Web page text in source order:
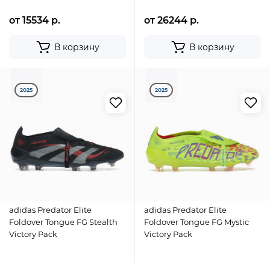
от 15534 р.
В корзину
от 26244 р.
В корзину
2025
adidas Predator Elite
Foldover Tongue FG Stealth
Victory Pack
2025
adidas Predator Elite
Foldover Tongue FG Mystic
Victory Pack